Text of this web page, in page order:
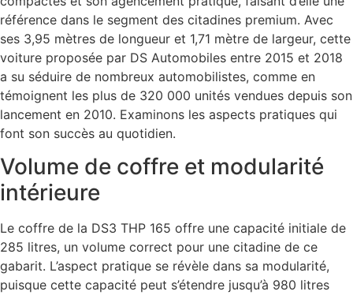
référence dans le segment des citadines premium. Avec
ses 3,95 mètres de longueur et 1,71 mètre de largeur, cette
voiture proposée par DS Automobiles entre 2015 et 2018
a su séduire de nombreux automobilistes, comme en
témoignent les plus de 320 000 unités vendues depuis son
lancement en 2010. Examinons les aspects pratiques qui
font son succès au quotidien.
Volume de coffre et modularité
intérieure
Le coffre de la DS3 THP 165 offre une capacité initiale de
285 litres, un volume correct pour une citadine de ce
gabarit. L’aspect pratique se révèle dans sa modularité,
puisque cette capacité peut s’étendre jusqu’à 980 litres